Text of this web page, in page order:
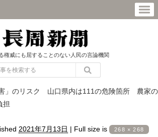
権威にも屈することのない人民の言論機関
」のリスク 山口県内は111の危険箇所 農家の
担
2021年7月13日 | Full size is 268 × 268